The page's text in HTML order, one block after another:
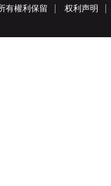
有權利保留 权利声明